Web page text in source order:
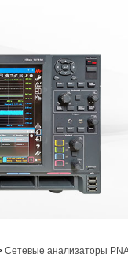
Сетевые анализаторы